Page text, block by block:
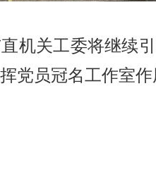
机关工委将继续
党员冠名工作室